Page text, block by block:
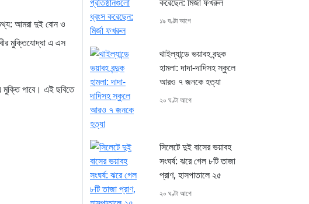
আমরা দুই বোন ও
মুক্তিযোদ্ধা এ এস
মুক্তি পাবে। এই ছবিতে
১৯ ঘণ্টা আগে
থাইল্যান্ডে ভয়াবহ বন্দুক
হামলা: দাদা-দাদিসহ স্কুলে
আরও ৭ জনকে হত্যা
২০ ঘণ্টা আগে
সিলেটে দুই বাসের ভয়াবহ
সংঘর্ষ: ঝরে গেল ৮টি তাজা
প্রাণ, হাসপাতালে ২৫
২০ ঘণ্টা আগে